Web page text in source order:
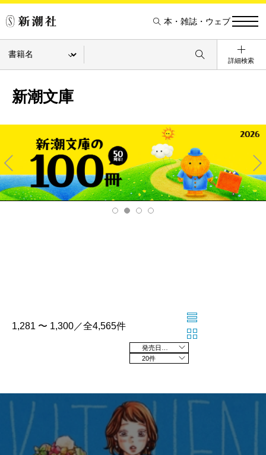
本・雑誌・ウェブ
詳細検索
新潮文庫
Pre
v
Ne
xt
1,281 〜 1,300／全4,565件
20件